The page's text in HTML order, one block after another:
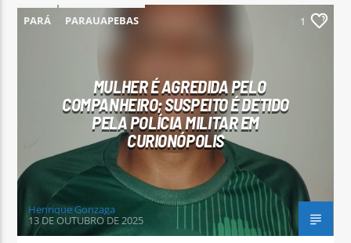
PARÁ PARAUAPEBAS 1
MULHER É AGREDIDA PELO
COMPANHEIRO; SUSPEITO É DETIDO
PELA POLÍCIA MILITAR EM
CURIONÓPOLIS
Henrique Gonzaga
13 DE OUTUBRO DE 2025